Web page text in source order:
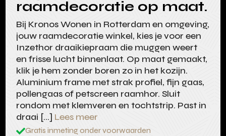
raamdecoratie op maat.
Bij Kronos Wonen in Rotterdam en omgeving,
jouw raamdecoratie winkel, kies je voor een
Inzethor draaikiepraam die muggen weert
en frisse lucht binnenlaat. Op maat gemaakt,
klik je hem zonder boren zo in het kozijn.
Aluminium frame met strak profiel, fijn gaas,
pollengaas of petscreen raamhor. Sluit
rondom met klemveren en tochtstrip. Past in
draai […] Lees meer
Gratis inmeting onder voorwaarden